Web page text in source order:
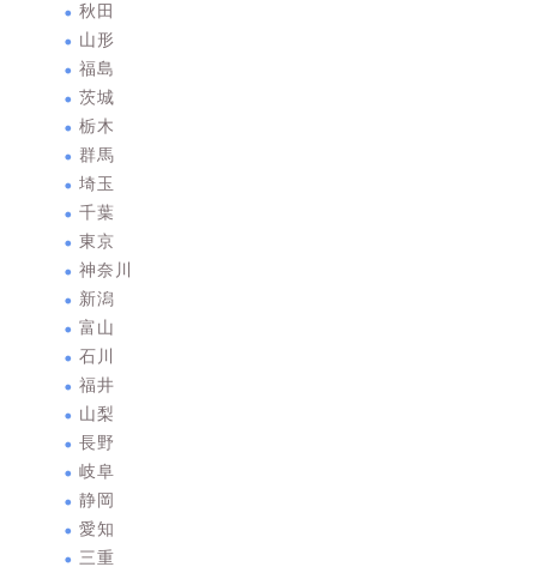
秋田
山形
福島
茨城
栃木
群馬
埼玉
千葉
東京
神奈川
新潟
富山
石川
福井
山梨
長野
岐阜
静岡
愛知
三重